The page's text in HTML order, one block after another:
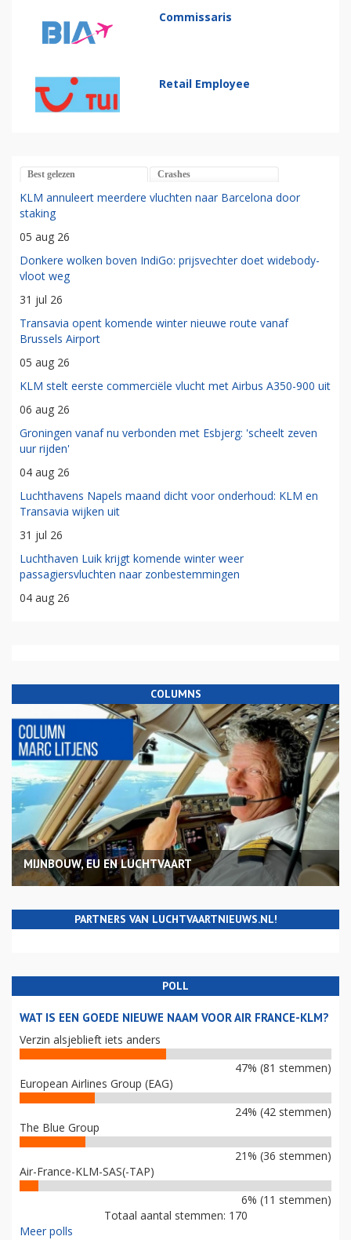
Commissaris
Retail Employee
Best gelezen Crashes
KLM annuleert meerdere vluchten naar Barcelona door
staking
05 aug 26
Donkere wolken boven IndiGo: prijsvechter doet widebody-
vloot weg
31 jul 26
Transavia opent komende winter nieuwe route vanaf
Brussels Airport
05 aug 26
KLM stelt eerste commerciële vlucht met Airbus A350-900 uit
06 aug 26
Groningen vanaf nu verbonden met Esbjerg: 'scheelt zeven
uur rijden'
04 aug 26
Luchthavens Napels maand dicht voor onderhoud: KLM en
Transavia wijken uit
31 jul 26
Luchthaven Luik krijgt komende winter weer
passagiersvluchten naar zonbestemmingen
04 aug 26
COLUMNS
MIJNBOUW, EU EN LUCHTVAART
PARTNERS VAN LUCHTVAARTNIEUWS.NL!
POLL
WAT IS EEN GOEDE NIEUWE NAAM VOOR AIR FRANCE-KLM?
Verzin alsjeblieft iets anders
47% (81 stemmen)
European Airlines Group (EAG)
24% (42 stemmen)
The Blue Group
21% (36 stemmen)
Air-France-KLM-SAS(-TAP)
6% (11 stemmen)
Totaal aantal stemmen: 170
Meer polls